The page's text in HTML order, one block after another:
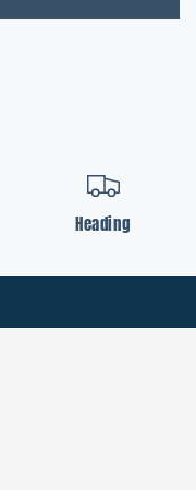
Heading